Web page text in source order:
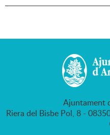
Ajuntament
Riera del Bisbe Pol, 8 -